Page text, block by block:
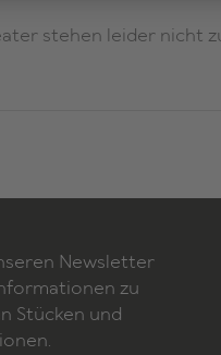
stehen leider nicht
Newsletter
zu
Stücken und